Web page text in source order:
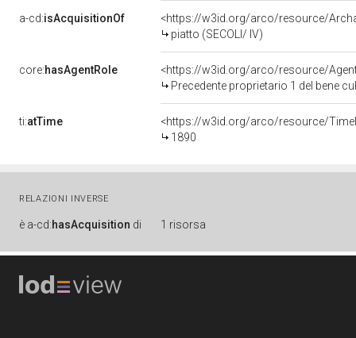
a-cd:isAcquisitionOf
<https://w3id.org/arco/resource/
piatto (SECOLI/ IV)
core:hasAgentRole
<https://w3id.org/arco/resource/
Precedente proprietario 1 del bene
ti:atTime
<https://w3id.org/arco/resource/
1890
RELAZIONI INVERSE
è a-cd:hasAcquisition di 1 risorsa